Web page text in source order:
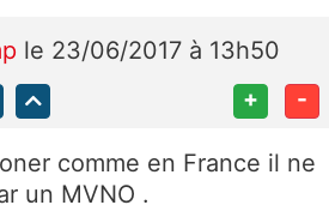
le 23/06/2017 à 13h50
+ -
comme en France il ne
un MVNO .